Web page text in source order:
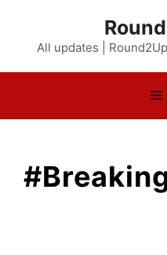
contentAll updates |